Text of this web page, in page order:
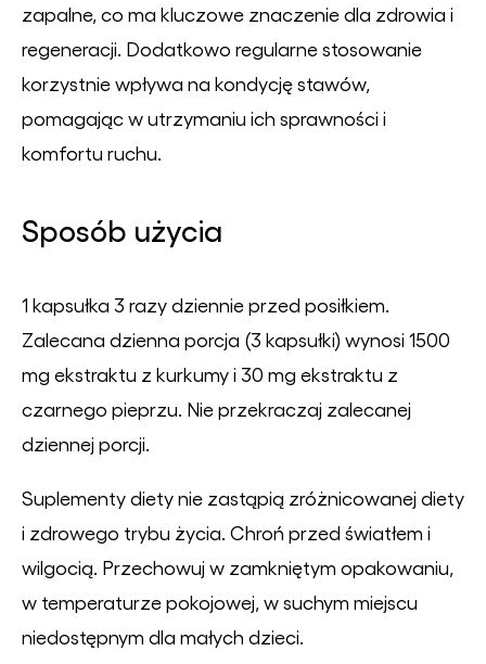
zapalne, co ma kluczowe znaczenie dla zdrowia i
regeneracji. Dodatkowo regularne stosowanie
korzystnie wpływa na kondycję stawów,
pomagając w utrzymaniu ich sprawności i
komfortu ruchu.
Sposób użycia
1 kapsułka 3 razy dziennie przed posiłkiem.
Zalecana dzienna porcja (3 kapsułki) wynosi 1500
mg ekstraktu z kurkumy i 30 mg ekstraktu z
czarnego pieprzu. Nie przekraczaj zalecanej
dziennej porcji.
Suplementy diety nie zastąpią zróżnicowanej diety
i zdrowego trybu życia. Chroń przed światłem i
wilgocią. Przechowuj w zamkniętym opakowaniu,
w temperaturze pokojowej, w suchym miejscu
niedostępnym dla małych dzieci.